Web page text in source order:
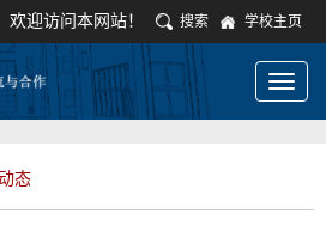
欢迎访问本网站！ 搜索 学校主页
Toggle
态